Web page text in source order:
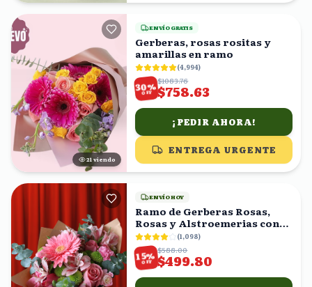
20 viendo
ENVÍO GRATIS
Gerberas, rosas rositas y
amarillas en ramo
(4,994)
30%
OFF
$1083.76
$758.63
¡PEDIR AHORA!
ENTREGA URGENTE
ENVÍO HOY
Ramo de Gerberas Rosas,
Rosas y Alstroemerias con
Eucalipto
(1,098)
15%
OFF
$588.00
$499.80